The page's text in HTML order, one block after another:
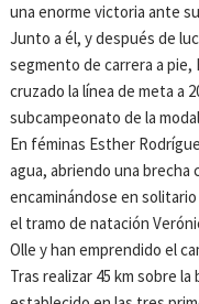
una enorme victoria ante
Junto a él, y después de
segmento de carrera a pie,
cruzado la línea de meta a
subcampeonato de la
En féminas Esther
agua, abriendo una brecha
encaminándose en
el tramo de natación
Olle y han emprendido el
Tras realizar 45 km sobre